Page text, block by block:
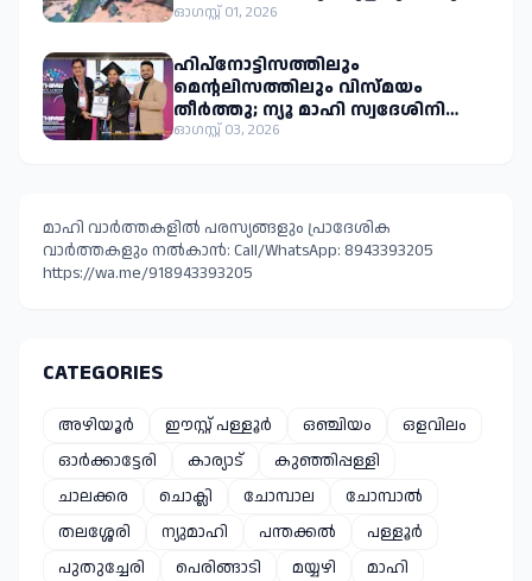
നാശനഷ്ടം
ഓഗസ്റ്റ് 01, 2026
ഹിപ്നോട്ടിസത്തിലും
മെന്റലിസത്തിലും വിസ്മയം
തീർത്തു; ന്യൂ മാഹി സ്വദേശിനി
സുരഭിരാജിന് ഇരട്ട ലോക
ഓഗസ്റ്റ് 03, 2026
മാഹി വാർത്തകളിൽ പരസ്യങ്ങളും പ്രാദേശിക
വാർത്തകളും നൽകാൻ: Call/WhatsApp: 8943393205
https://wa.me/918943393205
CATEGORIES
അഴിയൂർ ഈസ്റ്റ്‌ പള്ളൂർ ഒഞ്ചിയം
ഒളവിലം
ഓർക്കാട്ടേരി
കാര്യാട്
കുഞ്ഞിപ്പള്ളി
ചാലക്കര
ചൊക്ലി ചോമ്പാല
ചോമ്പാൽ
തലശ്ശേരി
ന്യുമാഹി പന്തക്കൽ
പള്ളൂർ
പുതുച്ചേരി
പെരിങ്ങാടി മയ്യഴി
മാഹി